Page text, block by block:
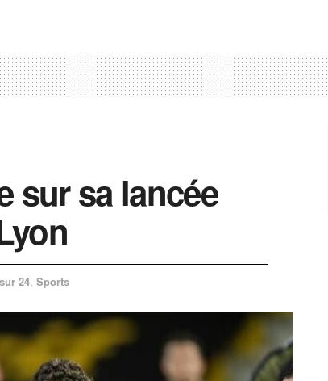
sur sa lancée
24, Sports